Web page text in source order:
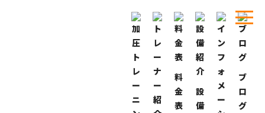
料
金
表
設
備
ブ
ロ
グ